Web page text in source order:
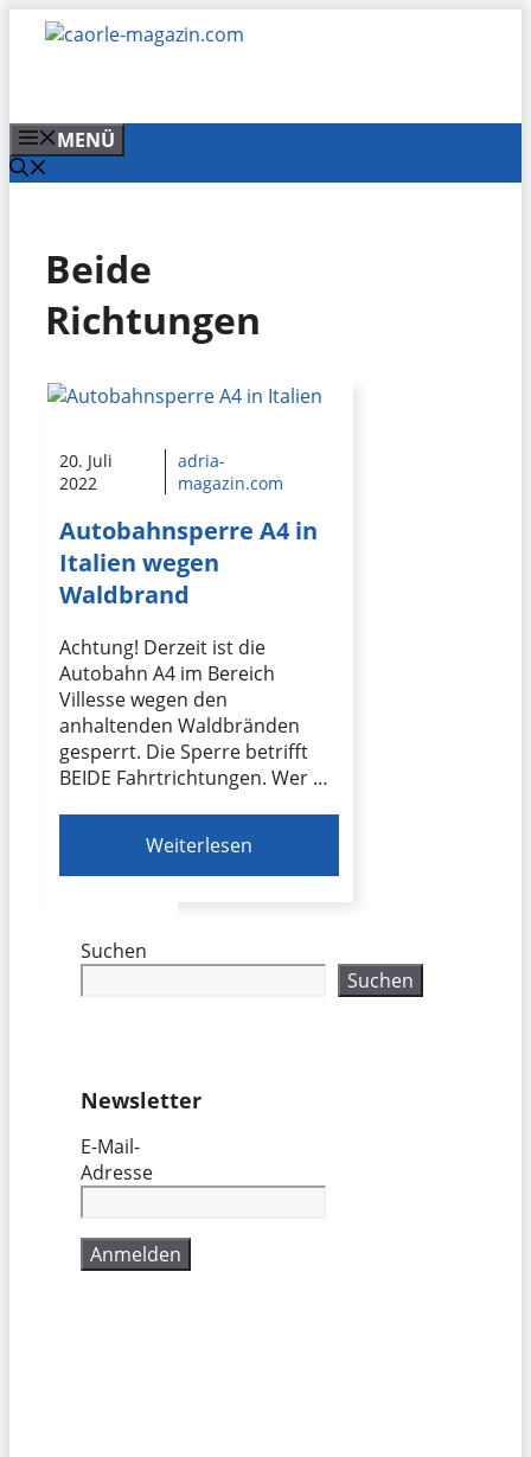
Zum
Inhalt
MENÜ
Beide
Richtungen
20. Juli
2022
adria-
magazin.com
Autobahnsperre A4 in
Italien wegen
Waldbrand
Achtung! Derzeit ist die
Autobahn A4 im Bereich
Villesse wegen den
anhaltenden Waldbränden
gesperrt. Die Sperre betrifft
BEIDE Fahrtrichtungen. Wer …
Weiterlesen
Suchen
Suchen
Newsletter
E-Mail-
Adresse